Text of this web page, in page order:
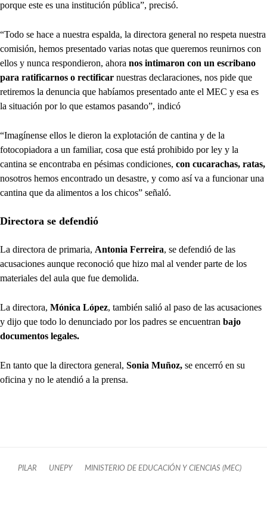
porque este es una institución pública”, precisó.
“Todo se hace a nuestra espalda, la directora general no respeta nuestra
comisión, hemos presentado varias notas que queremos reunirnos con
ellos y nunca respondieron, ahora nos intimaron con un escribano
para ratificarnos o rectificar nuestras declaraciones, nos pide que
retiremos la denuncia que habíamos presentado ante el MEC y esa es
la situación por lo que estamos pasando”, indicó
“Imagínense ellos le dieron la explotación de cantina y de la
fotocopiadora a un familiar, cosa que está prohibido por ley y la
cantina se encontraba en pésimas condiciones, con cucarachas, ratas,
nosotros hemos encontrado un desastre, y como así va a funcionar una
cantina que da alimentos a los chicos” señaló.
Directora se defendió
La directora de primaria, Antonia Ferreira, se defendió de las
acusaciones aunque reconoció que hizo mal al vender parte de los
materiales del aula que fue demolida.
La directora, Mónica López, también salió al paso de las acusaciones
y dijo que todo lo denunciado por los padres se encuentran bajo
documentos legales.
En tanto que la directora general, Sonia Muñoz, se encerró en su
oficina y no le atendió a la prensa.
PILAR UNEPY MINISTERIO DE EDUCACIÓN Y CIENCIAS (MEC)